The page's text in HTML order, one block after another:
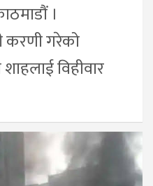
।
करणी गरेको
विहीवार